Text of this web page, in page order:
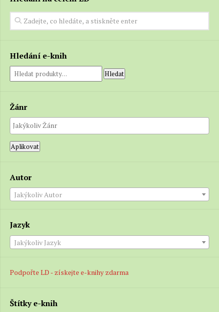
Hledání e-knih
Hledat
Žánr
Aplikovat
Autor
Jakýkoliv Autor
Jazyk
Jakýkoliv Jazyk
Podpořte LD - získejte e-knihy zdarma
Štítky e-knih